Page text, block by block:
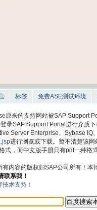
标签 免费ASE测试环境
原来的支持网站被SAP Support
录SAP Support Portal进行介质下
Server Enterprise、Sybase
进行浏览或下载。暂不清楚该
式，而中文版手册只有pdf一种
内容的版权归SAP公司所有！本
联系我！